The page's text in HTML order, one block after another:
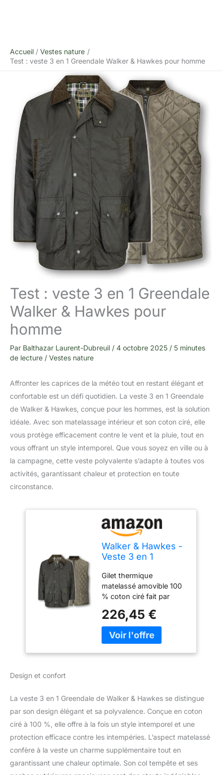
Accueil
Vestes nature
Test : veste 3 en 1 Greendale Walker & Hawkes pour homme
Test : veste 3 en 1 Greendale
Walker & Hawkes pour
homme
Par Balthazar Laurent-Dubreuil / 4 octobre 2025 / 5 minutes
de lecture / Vestes nature
Affronter les caprices de la météo tout en restant élégant et
confortable est un défi quotidien. La veste 3 en 1 Greendale
de Walker & Hawkes, conçue pour les hommes, est la solution
idéale. Avec son matelassage intérieur et son coton ciré, elle
vous protège efficacement contre le vent et la pluie, tout en
vous offrant un style intemporel. Que vous soyez en ville ou à
la campagne, cette veste polyvalente s’adapte à toutes vos
activités, garantissant chaleur et protection en toute
circonstance.
Walker & Hawkes -
Veste 3 en 1
Homme –
matelassé/100%
Coton ciré - Vert
Olive - XL
Gilet thermique
matelassé amovible 100
% coton ciré fait par
Fermeture Éclair à double
curseur YKK solide
dissimulée sous un rabat
maintenir au chaud et
permettre à votre corps
de respirer)
226,45 €
Design et confort
La veste 3 en 1 Greendale de Walker & Hawkes se distingue
par son design élégant et sa polyvalence. Conçue en coton
ciré à 100 %, elle offre à la fois un style intemporel et une
protection efficace contre les intempéries. L’aspect matelassé
confère à la veste un charme supplémentaire tout en
garantissant une chaleur optimale. Son col tempête et ses